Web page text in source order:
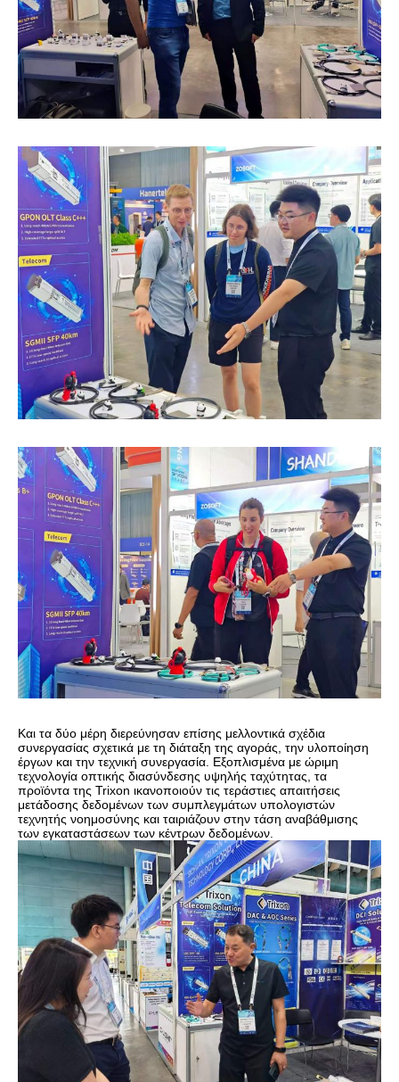
Και τα δύο μέρη διερεύνησαν επίσης μελλοντικά σχέδια
συνεργασίας σχετικά με τη διάταξη της αγοράς, την υλοποίηση
έργων και την τεχνική συνεργασία. Εξοπλισμένα με ώριμη
τεχνολογία οπτικής διασύνδεσης υψηλής ταχύτητας, τα
προϊόντα της Trixon ικανοποιούν τις τεράστιες απαιτήσεις
μετάδοσης δεδομένων των συμπλεγμάτων υπολογιστών
τεχνητής νοημοσύνης και ταιριάζουν στην τάση αναβάθμισης
των εγκαταστάσεων των κέντρων δεδομένων.